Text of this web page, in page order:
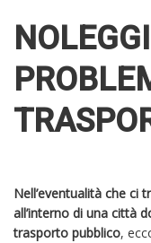
Nell’eventualità che ci
all’interno di una città
trasporto pubblico,